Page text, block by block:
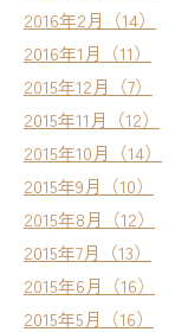
2016年2月（14）
2016年1月（11）
2015年12月（7）
2015年11月（12）
2015年10月（14）
2015年9月（10）
2015年8月（12）
2015年7月（13）
2015年6月（16）
2015年5月（16）